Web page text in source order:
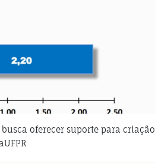
oferecer suporte para criação